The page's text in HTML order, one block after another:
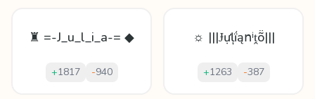
♜ =-J_u_l_i_a-= ◆
+1817 -940
☼ |||Ɉựļḯąոⁱṱṏ|||
+1263 -387